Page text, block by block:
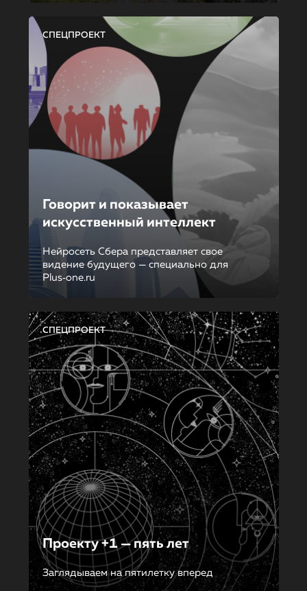
СПЕЦПРОЕКТ
Говорит и показывает
искусственный интеллект
Нейросеть Сбера представляет свое
видение будущего — специально для
Plus‑one.ru
СПЕЦПРОЕКТ
Проекту +1 — пять лет
Заглядываем на пятилетку вперед